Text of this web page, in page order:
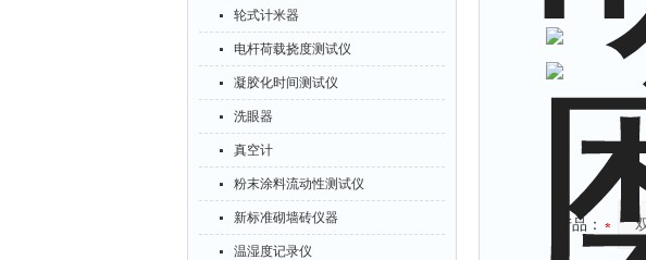
轮式计米器
电杆荷载挠度测试仪
凝胶化时间测试仪
洗眼器
真空计
粉末涂料流动性测试仪
新标准砌墙砖仪器
温湿度记录仪
产品：